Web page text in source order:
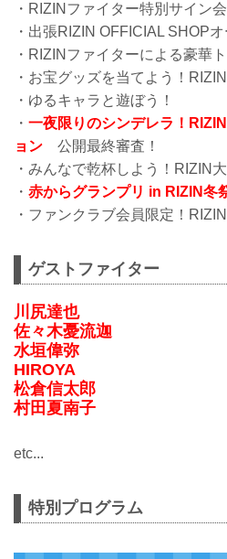
・RIZINファイター特別サイン会
・出張RIZIN OFFICIAL SHOP
・RIZINファイターによる豪華
・お宝グッズを当てよう！
・ゆるキャラと遊ぼう！
・ 一夜限りのシンデレラ！
ョン 公開最終審査！
・みんなで乾杯しよう！RIZIN
・ 赤からグランプリ in RIZIN冬
・ファンクラブ会員限定！
ゲストファイター
川尻達也
佐々木憂流迦
水垣偉弥
HIROYA
松倉信太郎
村田夏南子
etc...
特別プログラム